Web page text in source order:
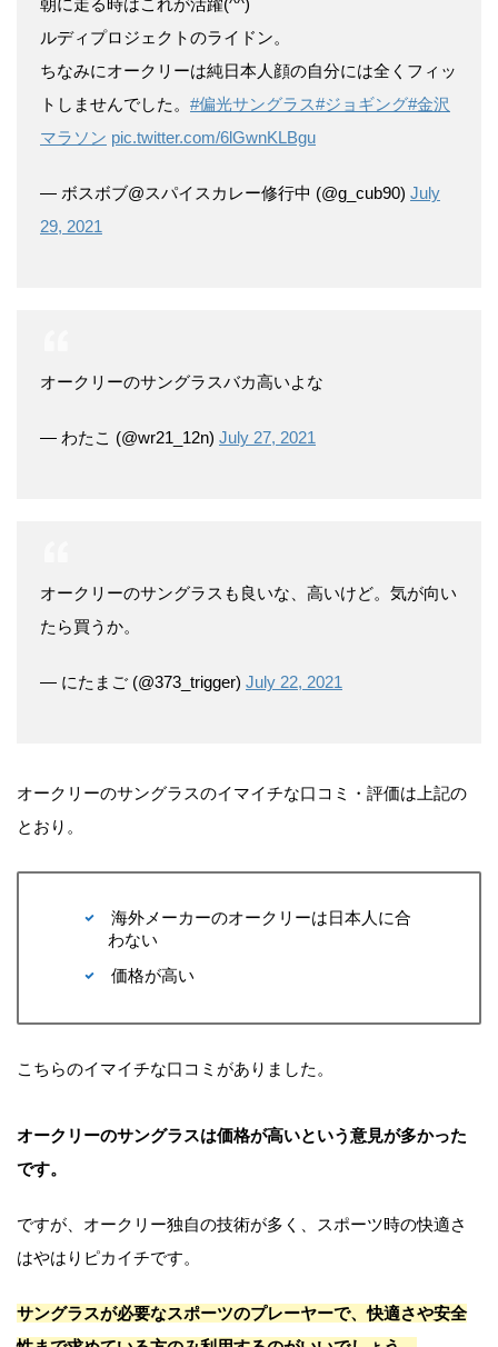
ルディプロジェクトのライドン。
ちなみにオークリーは純日本人顔の自分には全くフィッ
トしませんでした。 #偏光サングラス#ジョギング#金沢
マラソン pic.twitter.com/6lGwnKLBgu
— ボスボブ@スパイスカレー修行中 (@g_cub90) July
29, 2021
オークリーのサングラスバカ高いよな
— わたこ (@wr21_12n) July 27, 2021
オークリーのサングラスも良いな、高いけど。気が向い
たら買うか。
— にたまご (@373_trigger) July 22, 2021
オークリーのサングラスのイマイチな口コミ・評価は上記の
とおり。
海外メーカーのオークリーは日本人に合
わない
価格が高い
こちらのイマイチな口コミがありました。
オークリーのサングラスは価格が高いという意見が多かった
です。
ですが、オークリー独自の技術が多く、スポーツ時の快適さ
はやはりピカイチです。
サングラスが必要なスポーツのプレーヤーで、快適さや安全